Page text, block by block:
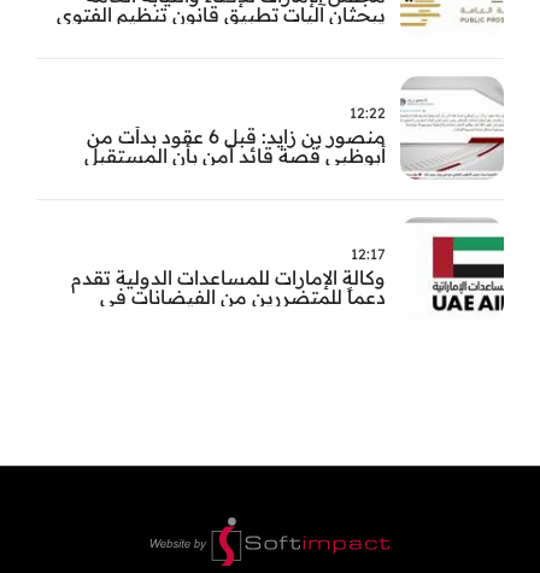
يبحثان آليات تطبيق قانون تنظيم الفتوى
12:22
منصور بن زايد: قبل 6 عقود بدأت من
أبوظبي قصة قائد آمن بأن المستقبل
12:17
وكالة الإمارات للمساعدات الدولية تقدم
دعماً للمتضررين من الفيضانات في